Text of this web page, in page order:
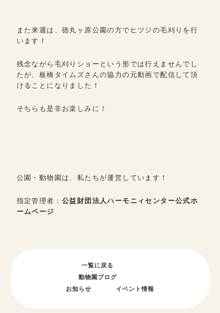
また来週は、徳丸ヶ原公園の方でヒツジの毛刈りを行
います！
残念ながら毛刈りショーという形では行えませんでし
たが、板橋タイムズさんの協力の元動画で配信して頂
けることになりました！
そちらも是非お楽しみに！
公園・動物園は、私たちが運営しています！
指定管理者： 公益財団法人ハーモニィセンター公式ホ
ームページ
一覧に戻る
動物園ブログ
お知らせ
イベント情報